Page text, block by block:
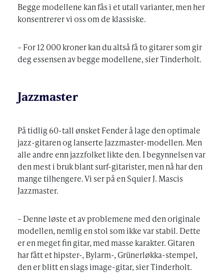
Begge modellene kan fås i et utall varianter, men her
konsentrerer vi oss om de klassiske.
– For 12 000 kroner kan du altså få to gitarer som gir
deg essensen av begge modellene, sier Tinderholt.
Jazzmaster
På tidlig 60-tall ønsket Fender å lage den optimale
jazz-gitaren og lanserte Jazzmaster-modellen. Men
alle andre enn jazzfolket likte den. I begynnelsen var
den mest i bruk blant surf-gitarister, men nå har den
mange tilhengere. Vi ser på en Squier J. Mascis
Jazzmaster.
– Denne løste et av problemene med den originale
modellen, nemlig en stol som ikke var stabil. Dette
er en meget fin gitar, med masse karakter. Gitaren
har fått et hipster-, Bylarm-, Grünerløkka-stempel,
den er blitt en slags image-gitar, sier Tinderholt.